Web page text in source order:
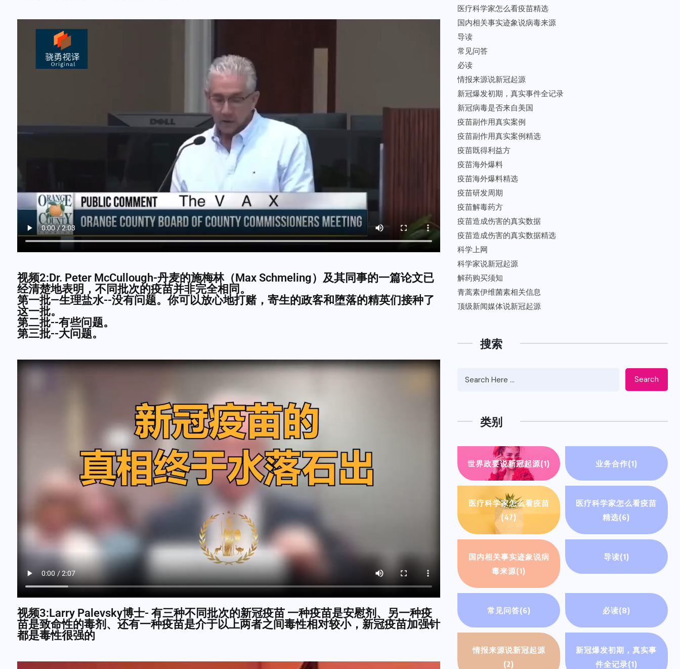
视频2:Dr. Peter McCullough-丹麦的施梅林（Max Schmeling）及其同事的一篇论文已
经清楚地表明，不同批次的疫苗并非完全相同。
第一批—生理盐水--没有问题。你可以放心地打赌，寄生的政客和堕落的精英们接种了
这一批。
第二批--有些问题。
第三批--大问题。
视频3:Larry Palevsky博士- 有三种不同批次的新冠疫苗 一种疫苗是安慰剂、另一种疫
苗是致命性的毒剂、还有一种疫苗是介于以上两者之间毒性相对较小，新冠疫苗加强针
都是毒性很强的
医疗科学家怎么看疫苗精选
国内相关事实迹象说病毒来源
导读
常见问答
必读
情报来源说新冠起源
新冠爆发初期，真实事件全记录
新冠病毒是否来自美国
疫苗副作用真实案例
疫苗副作用真实案例精选
疫苗既得利益方
疫苗海外爆料
疫苗海外爆料精选
疫苗研发周期
疫苗解毒药方
疫苗造成伤害的真实数据
疫苗造成伤害的真实数据精选
科学上网
科学家说新冠起源
解药购买须知
青蒿素伊维菌素相关信息
顶级新闻媒体说新冠起源
搜索
Search
类别
世界政要说新冠起源(1) 业务合作(1)
医疗科学家怎么看疫苗
(47)
医疗科学家怎么看疫苗
精选(6)
国内相关事实迹象说病
毒来源(1)
导读(1)
常见问答(6) 必读(8)
情报来源说新冠起源
(2)
新冠爆发初期，真实事
件全记录(1)